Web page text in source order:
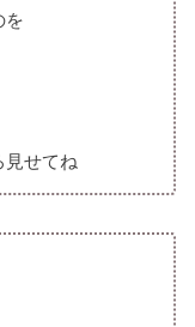
を
見せてね